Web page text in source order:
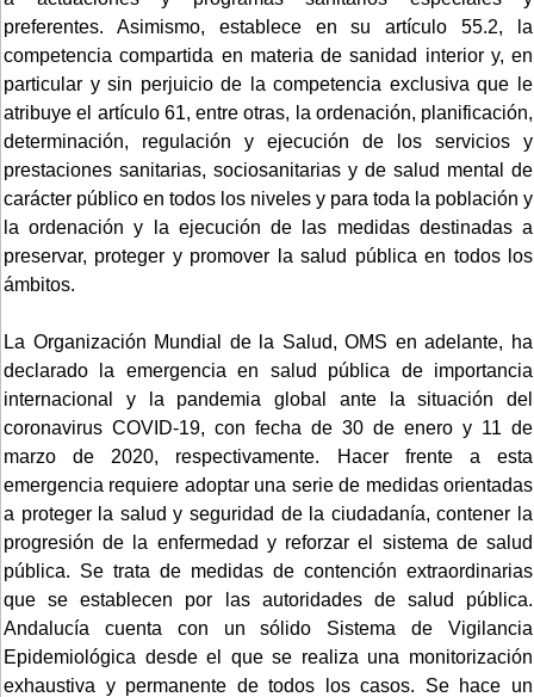
preferentes. Asimismo, establece en su artículo 55.2, la
competencia compartida en materia de sanidad interior y, en
particular y sin perjuicio de la competencia exclusiva que le
atribuye el artículo 61, entre otras, la ordenación, planificación,
determinación, regulación y ejecución de los servicios y
prestaciones sanitarias, sociosanitarias y de salud mental de
carácter público en todos los niveles y para toda la población y
la ordenación y la ejecución de las medidas destinadas a
preservar, proteger y promover la salud pública en todos los
ámbitos.
La Organización Mundial de la Salud, OMS en adelante, ha
declarado la emergencia en salud pública de importancia
internacional y la pandemia global ante la situación del
coronavirus COVID-19, con fecha de 30 de enero y 11 de
marzo de 2020, respectivamente. Hacer frente a esta
emergencia requiere adoptar una serie de medidas orientadas
a proteger la salud y seguridad de la ciudadanía, contener la
progresión de la enfermedad y reforzar el sistema de salud
pública. Se trata de medidas de contención extraordinarias
que se establecen por las autoridades de salud pública.
Andalucía cuenta con un sólido Sistema de Vigilancia
Epidemiológica desde el que se realiza una monitorización
exhaustiva y permanente de todos los casos. Se hace un